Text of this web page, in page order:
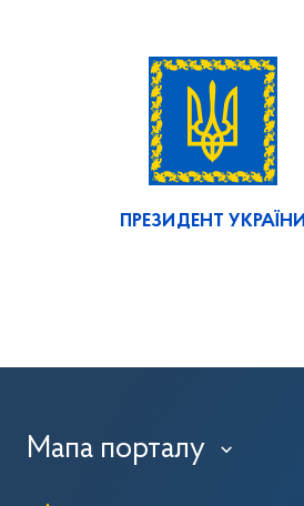
ПРЕЗИДЕНТ УКРАЇНИ
Мапа порталу ›